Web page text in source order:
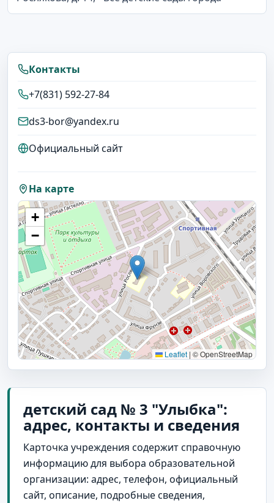
Контакты
+7(831) 592-27-84
ds3-bor@yandex.ru
Официальный сайт
На карте
+
−
Leaflet | © OpenStreetMap
детский сад № 3 "Улыбка":
адрес, контакты и сведения
Карточка учреждения содержит справочную
информацию для выбора образовательной
организации: адрес, телефон, официальный
сайт, описание, подробные сведения,